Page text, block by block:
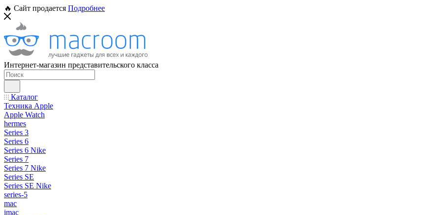
🔥 Сайт продается Подробнее
Интернет-магазин представительского класса
Каталог
Техника Apple
Apple Watch
hermes
Series 3
Series 6
Series 6 Nike
Series 7
Series 7 Nike
Series SE
Series SE Nike
series-5
mac
imac